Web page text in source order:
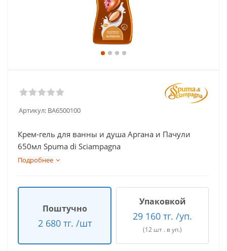
Артикул: BA6500100
Крем-гель для ванны и душа Аргана и Пачули
650мл Spuma di Sciampagna
Подробнее
Поштучно
2 680 тг. /шт
Упаковкой
29 160 тг. /уп.
(12 шт . в уп.)